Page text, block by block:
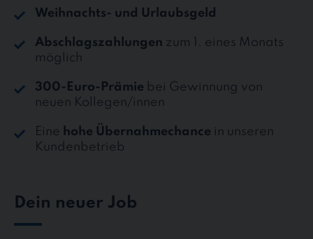
Weihnachts- und Urlaubsgeld
Abschlagszahlungen zum 1. eines Monats
möglich
300-Euro-Prämie bei Gewinnung von
neuen Kollegen/innen
Eine hohe Übernahmechance in unseren
Kundenbetrieb
Dein neuer Job